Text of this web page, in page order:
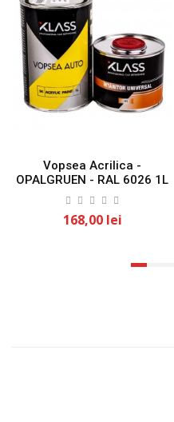
Vopsea Acrilica -
OPALGRUEN - RAL 6026 1L
KLASS
168,00 lei